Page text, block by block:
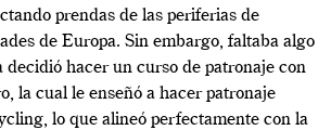
prendas de las periferias de
de Europa. Sin embargo, faltaba algo
decidió hacer un curso de patronaje con
la cual le enseñó a hacer patronaje
lo que alineó perfectamente con la